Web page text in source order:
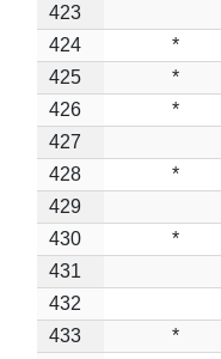
423
424
*
425
*
426
*
427
428
*
429
430
*
431
432
433
*